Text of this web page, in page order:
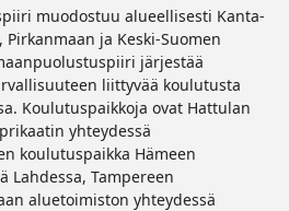
muodostuu alueellisesti Kanta-
Pirkanmaan ja Keski-Suomen
järjestää
liittyvää koulutusta
Koulutuspaikkoja ovat Hattulan
yhteydessä
koulutuspaikka Hämeen
Lahdessa, Tampereen
aluetoimiston yhteydessä